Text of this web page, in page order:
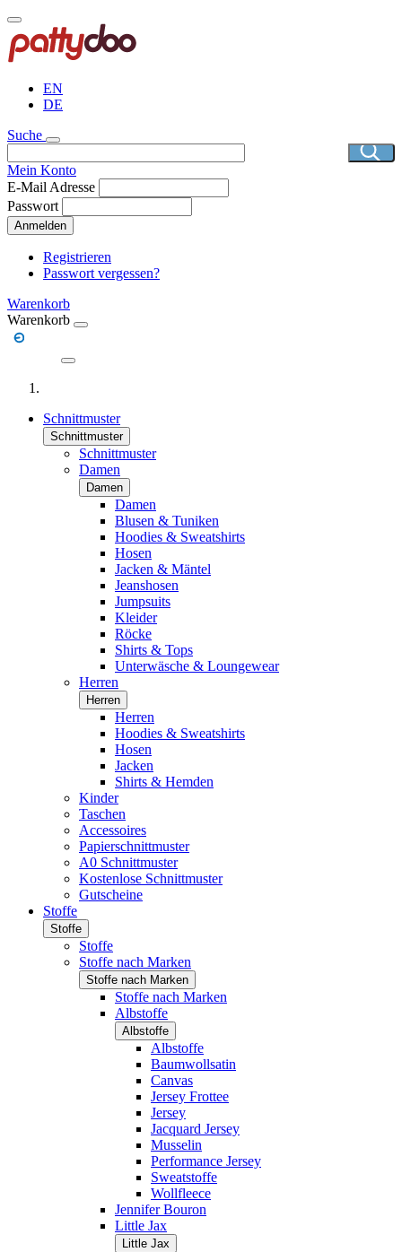
Direkt
zum
Inhalt
EN
DE
Suche
Mein Konto
E-Mail Adresse
Passwort
Anmelden
Registrieren
Passwort vergessen?
Warenkorb
Warenkorb
Schnittmuster
Schnittmuster
Schnittmuster
Damen
Damen
Damen
Blusen & Tuniken
Hoodies & Sweatshirts
Hosen
Jacken & Mäntel
Jeanshosen
Jumpsuits
Kleider
Röcke
Shirts & Tops
Unterwäsche & Loungewear
Herren
Herren
Herren
Hoodies & Sweatshirts
Hosen
Jacken
Shirts & Hemden
Kinder
Taschen
Accessoires
Papierschnittmuster
A0 Schnittmuster
Kostenlose Schnittmuster
Gutscheine
Stoffe
Stoffe
Stoffe
Stoffe nach Marken
Stoffe nach Marken
Stoffe nach Marken
Albstoffe
Albstoffe
Albstoffe
Baumwollsatin
Canvas
Jersey Frottee
Jersey
Jacquard Jersey
Musselin
Performance Jersey
Sweatstoffe
Wollfleece
Jennifer Bouron
Little Jax
Little Jax